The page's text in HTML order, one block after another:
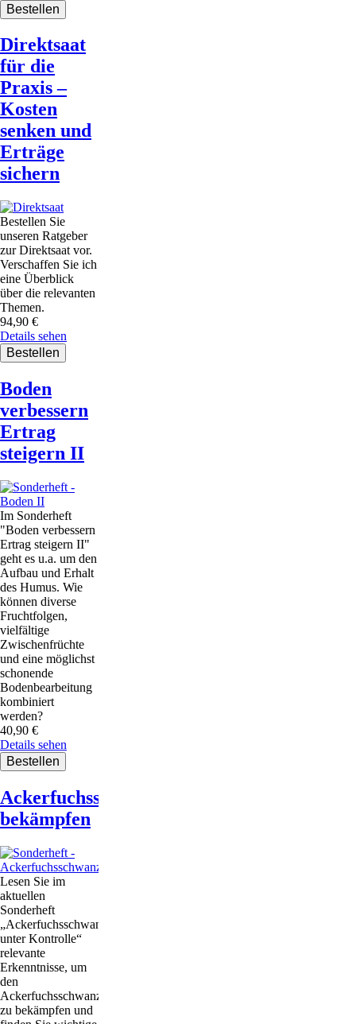
Direktsaat
für die
Praxis –
Kosten
senken und
Erträge
sichern
Bestellen Sie
unseren Ratgeber
zur Direktsaat vor.
Verschaffen Sie ich
eine Überblick
über die relevanten
Themen.
94,90 €
Details sehen
Boden
verbessern
Ertrag
steigern II
Im Sonderheft
"Boden verbessern
Ertrag steigern II"
geht es u.a. um den
Aufbau und Erhalt
des Humus. Wie
können diverse
Fruchtfolgen,
vielfältige
Zwischenfrüchte
und eine möglichst
schonende
Bodenbearbeitung
kombiniert
werden?
40,90 €
Details sehen
Ackerfuchsschwanz
bekämpfen
Lesen Sie im
aktuellen
Sonderheft
„Ackerfuchsschwanz
unter Kontrolle“
relevante
Erkenntnisse, um
den
Ackerfuchsschwanz
zu bekämpfen und